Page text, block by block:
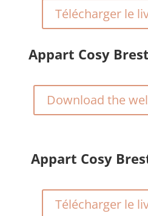
Télécharger le
Appart Cosy
Download the
Appart Cosy
Télécharger le